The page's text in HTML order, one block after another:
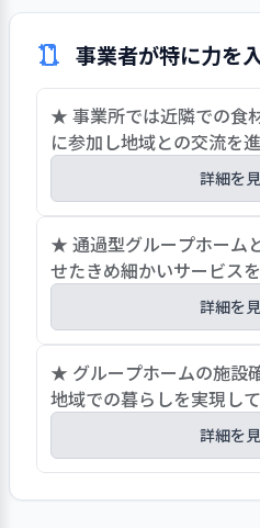
策について事前に検
要と思います。グル
業継続計画の策定が望
握しにくい状況にな
ます。システムとし
営が将来も継続的に
るために、ローカル
ーク（LAN)を活用し
えても良いのではない
事業者が特に力を
★ 事業所では近隣での食
に参加し地域との交流を
詳細を
法人は、開設以来本郷の
地域との関わりを大切に
は、事業所を地域の方々
地域とのつながりに力を
ざした活動としては商店
の福祉祭り、道路の花壇
して参加しています。ま
にも継続的に参加し連携
も地域に根ざしたホーム
利用者と共に参加するほ
の食材を近隣のお店で買
★ 通過型グループホーム
せたきめ細かいサービス
詳細を
通過型グループホームと
す。入所時には、退所ま
画をつくっています。就
を望んでいる利用者や、
ーカーや家族等の助力で
利用者もいます。これら
★ グループホームの施設
地域での暮らしを実現し
詳細を
法人は、グループホーム